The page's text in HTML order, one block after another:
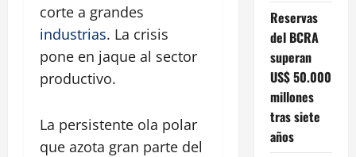
corte a grandes
industrias. La crisis
pone en jaque al sector
productivo.
La persistente ola polar
que azota gran parte del
Reservas
del BCRA
superan
US$ 50.000
millones
tras siete
años